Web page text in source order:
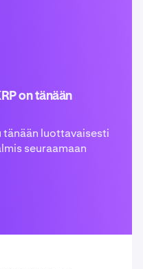
on tänään
luottavaisesti
seuraamaan